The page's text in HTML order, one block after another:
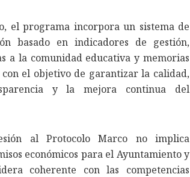
el programa incorpora un sistema de
basado en indicadores de gestión,
a la comunidad educativa y memorias
con el objetivo de garantizar la calidad,
y la mejora continua del
al Protocolo Marco no implica
económicos para el Ayuntamiento y
coherente con las competencias